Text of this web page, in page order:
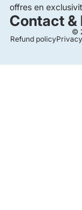
offres en
Contact &
©
Refund policy